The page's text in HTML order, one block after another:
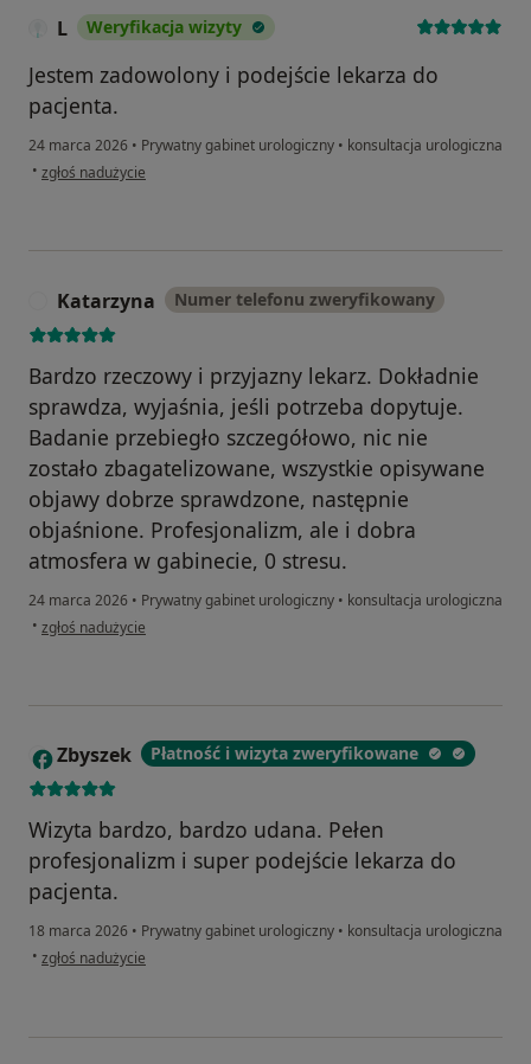
L Weryfikacja wizyty
Jestem zadowolony i podejście lekarza do
pacjenta.
24 marca 2026 • Prywatny gabinet urologiczny • konsultacja urologiczna
• w opinii użytkownika L
zgłoś nadużycie
Katarzyna Numer telefonu zweryfikowany
Bardzo rzeczowy i przyjazny lekarz. Dokładnie
sprawdza, wyjaśnia, jeśli potrzeba dopytuje.
Badanie przebiegło szczegółowo, nic nie
zostało zbagatelizowane, wszystkie opisywane
objawy dobrze sprawdzone, następnie
objaśnione. Profesjonalizm, ale i dobra
atmosfera w gabinecie, 0 stresu.
24 marca 2026 • Prywatny gabinet urologiczny • konsultacja urologiczna
• w opinii użytkownika Katarzyna
zgłoś nadużycie
Z Zbyszek Płatność i wizyta zweryfikowane
Wizyta bardzo, bardzo udana. Pełen
profesjonalizm i super podejście lekarza do
pacjenta.
18 marca 2026 • Prywatny gabinet urologiczny • konsultacja urologiczna
• w opinii użytkownika Zbyszek
zgłoś nadużycie